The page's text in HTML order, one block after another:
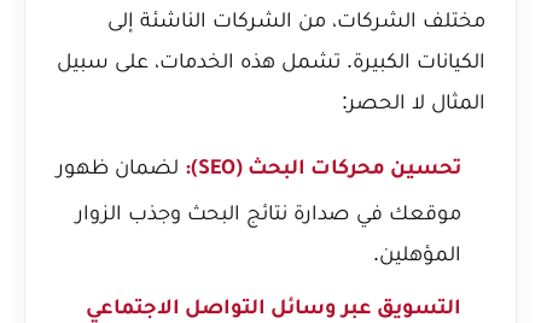
مختلف الشركات، من الشركات الناشئة إلى
الكيانات الكبيرة. تشمل هذه الخدمات، على سبيل
المثال لا الحصر:
تحسين محركات البحث (SEO):
لضمان ظهور
موقعك في صدارة نتائج البحث وجذب الزوار
المؤهلين.
التسويق عبر وسائل التواصل الاجتماعي